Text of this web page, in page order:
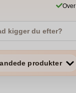
produkter